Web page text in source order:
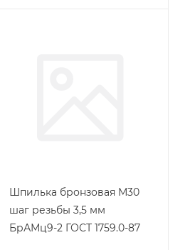
Шпилька бронзовая М30
шаг резьбы 3,5 мм
БрАМц9-2 ГОСТ 1759.0-87